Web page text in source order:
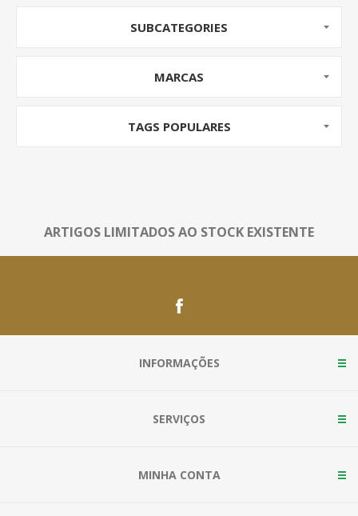
SUBCATEGORIES
MARCAS
TAGS POPULARES
ARTIGOS LIMITADOS AO STOCK EXISTENTE
INFORMAÇÕES
SERVIÇOS
MINHA CONTA